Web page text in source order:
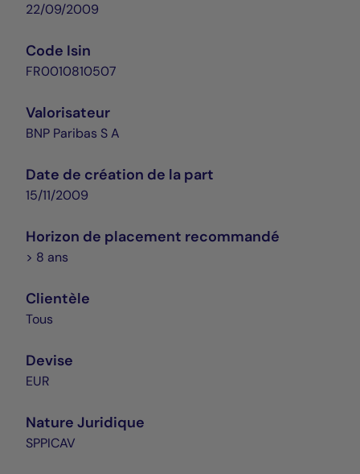
22/09/2009
Code Isin
FR0010810507
Valorisateur
BNP Paribas S A
Date de création de la part
15/11/2009
Horizon de placement recommandé
> 8 ans
Clientèle
Tous
Devise
EUR
Nature Juridique
SPPICAV